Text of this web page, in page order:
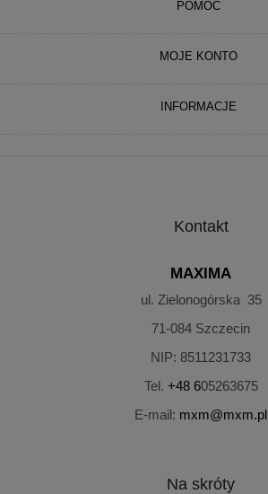
POMOC
MOJE KONTO
INFORMACJE
Kontakt
MAXIMA
ul. Zielonogórska 35
71-084 Szczecin
NIP: 8511231733
Tel. +48 605263675
E-mail: mxm@mxm.pl
Na skróty